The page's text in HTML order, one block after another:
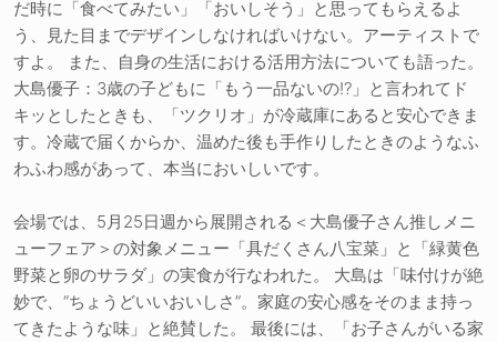
だ時に「食べてみたい」「おいしそう」と思ってもらえるよ
う、見た目までデザインしなければいけない。アーティストで
すよ。 また、自身の生活における活用方法についても語った。
大島優子：3歳の子どもに「もう一品ないの!?」と言われてド
キッとしたときも、「ツクリオ」が冷蔵庫にあると安心できま
す。冷蔵で届くからか、温めた後も手作りしたときのようなふ
わふわ感があって、本当においしいです。
会場では、5月25日週から展開される＜大島優子さん推しメニ
ューフェア＞の対象メニュー「具だくさん八宝菜」と「緑黄色
野菜と卵のサラダ」の実食が行なわれた。 大島は「味付けが絶
妙で、“ちょうどいいおいしさ”。家庭の安心感をそのまま持っ
てきたような味」と絶賛した。 最後には、「お子さんがいる家